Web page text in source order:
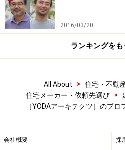
2016/03/20
ランキングを
All About > 住宅・不動
住宅メーカー・依頼先選び
>
［YODAアーキテクツ］のプ
会社概要 採